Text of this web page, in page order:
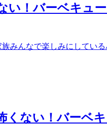
い！バーベキュ
みんなで楽しみにしてい
くない！バーベ